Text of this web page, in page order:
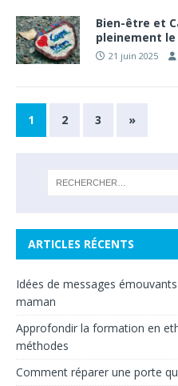
Bien-être et
pleinement
21 juin 2025
1 2 3 »
ARTICLES RÉCENTS
Idées de messages
maman
Approfondir la formation en
méthodes
Comment réparer une porte